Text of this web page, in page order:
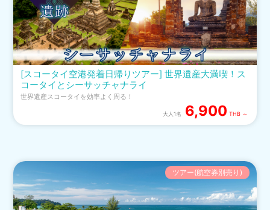
[スコータイ空港発着日帰りツアー] 世界遺産大満喫！ス
コータイとシーサッチャナライ
世界遺産スコータイを効率よく周る！
大人1名 6,900 THB ～
ツアー(航空券別売り)